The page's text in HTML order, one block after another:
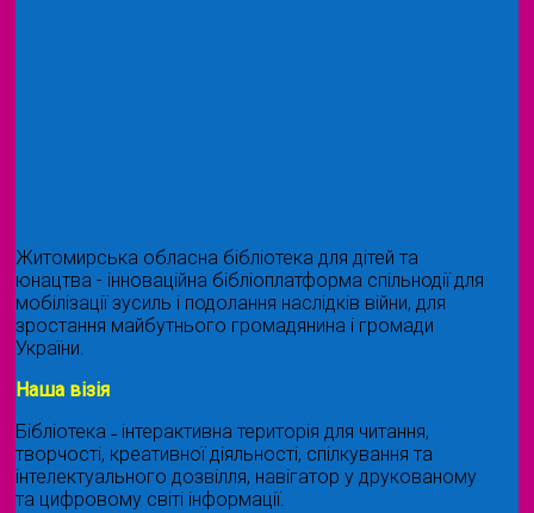
Житомирська обласна бібліотека для дітей та
юнацтва - інноваційна бібліоплатформа спільнодії для
мобілізації зусиль і подолання наслідків війни, для
зростання майбутнього громадянина і громади
України.
Наша візія
Бібліотека ˗ інтерактивна територія для читання,
творчості, креативної діяльності, спілкування та
інтелектуального дозвілля, навігатор у друкованому
та цифровому світі інформації.